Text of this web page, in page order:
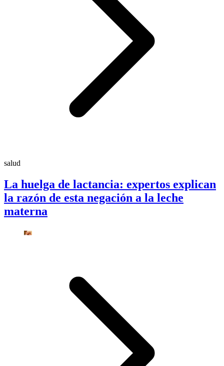
salud
La huelga de lactancia: expertos explican
la razón de esta negación a la leche
materna